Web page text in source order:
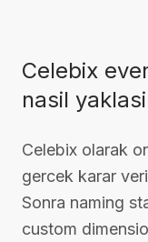
Celebix
nasil
Celebix olarak
gercek karar
Sonra naming
custom